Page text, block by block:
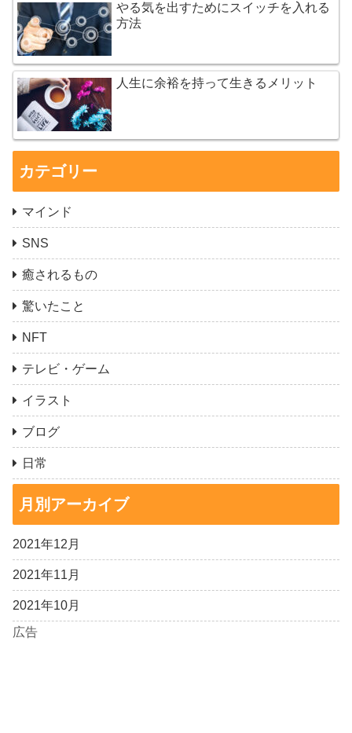
やる気を出すためにスイッチを入れる
方法
人生に余裕を持って生きるメリット
カテゴリー
マインド
SNS
癒されるもの
驚いたこと
NFT
テレビ・ゲーム
イラスト
ブログ
日常
月別アーカイブ
2021年12月
2021年11月
2021年10月
広告